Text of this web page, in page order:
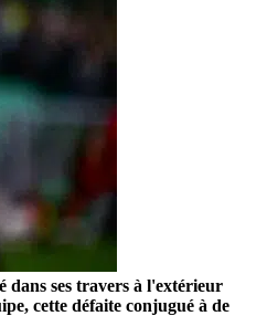
dans ses travers à l'extérieur
cette défaite conjugué à de